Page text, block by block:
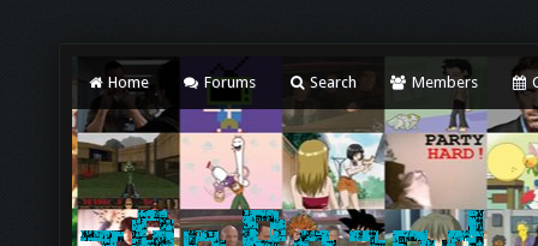
Home Forums Search Members